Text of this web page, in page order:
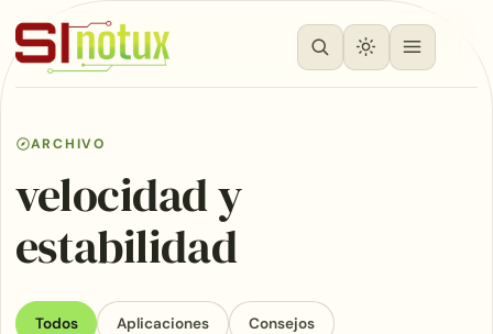
ARCHIVO
velocidad y
estabilidad
Todos Aplicaciones Consejos